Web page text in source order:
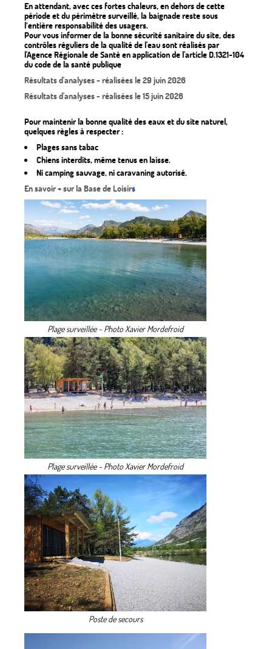
En attendant, avec ces fortes chaleurs, en dehors de cette
période et du périmètre surveillé, la baignade reste sous
l’entière responsabilité des usagers.
Pour vous informer de la bonne sécurité sanitaire du site, des
contrôles réguliers de la qualité de l'eau sont réalisés par
l'Agence Régionale de Santé en application de l'article D.1321-104
du code de la santé publique
Résultats d'analyses - réalisées le 29 juin 2026
Résultats d'analyses - réalisées le 15 juin 2026
Pour maintenir la bonne qualité des eaux et du site naturel,
quelques règles à respecter :
Plages sans tabac
Chiens interdits, même tenus en laisse.
Ni camping sauvage, ni caravaning autorisé.
En savoir + sur la Base de Loisirs
Plage surveillée - Photo Xavier Mordefroid
Plage surveillée - Photo Xavier Mordefroid
Poste de secours